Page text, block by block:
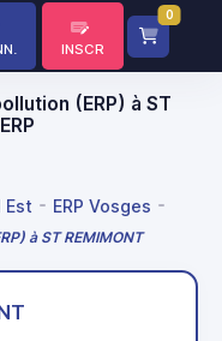
INSCR
0
(ERP) à ST
Est ERP Vosges
à ST REMIMONT